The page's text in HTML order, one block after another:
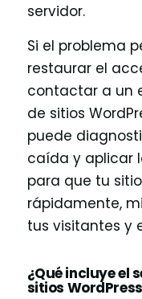
servidor.
Si el problema
restaurar el
contactar a un
de sitios
puede
caída y aplicar
para que tu
rápidamente,
tus visitantes y
¿Qué incluye el
sitios